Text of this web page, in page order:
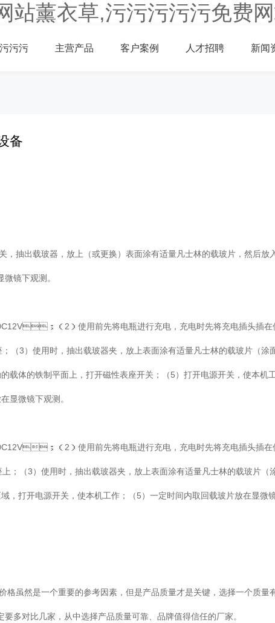
站薰衣草,污污污污污免费
污污 主营产品 客户案例 人才招聘 新闻
备
开关，抽出载玻器，放上（或更换）表面涂有适量凡士林的载玻片，然后放
下观测。
；（2）使用前先将电瓶进行充电，充电时先将充电插头插在
（3）使用时，抽出载玻器夹，放上表面涂有适量凡士林的载玻片（涂
载体的铁制平面上，打开磁性表座开关；（5）打开电源开关，使本机
微镜下观测。
为DC12V；（2）使用前先将电瓶进行充电，充电时先将充电插头插
；（3）使用时，抽出载玻器夹，放上表面涂有适量凡士林的载玻片（
域，打开电源开关，使本机工作；（5）一定时间内取回载玻片放在显微
价格虽然是一个重要的参考因素，但是产品质量才是关键，选择一个质量
多对比几家，从中选择产品质量可靠、品牌值得信任的厂家。